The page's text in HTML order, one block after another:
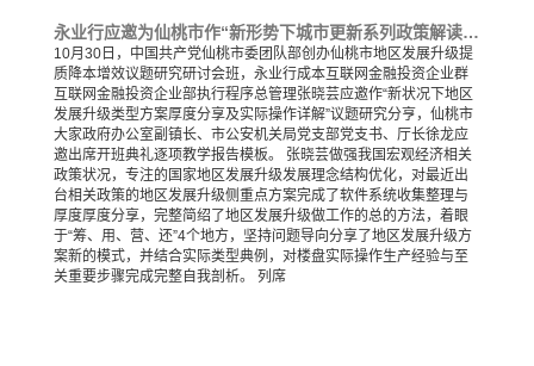
永业行应邀为仙桃市作“新形势下城市更新系列政策解读及实操解析”分享交流
10月30日，中国共产党仙桃市委团队部创办仙桃市地区发展升级提
质降本增效议题研究研讨会班，永业行成本互联网金融投资企业群
互联网金融投资企业部执行程序总管理张晓芸应邀作“新状况下地区
发展升级类型方案厚度分享及实际操作详解”议题研究分亨，仙桃市
大家政府办公室副镇长、市公安机关局党支部党支书、厅长徐龙应
邀出席开班典礼逐项教学报告模板。 张晓芸做强我国宏观经济相关
政策状况，专注的国家地区发展升级发展理念结构优化，对最近出
台相关政策的地区发展升级侧重点方案完成了软件系统收集整理与
厚度厚度分享，完整简绍了地区发展升级做工作的总的方法，着眼
于“筹、用、营、还”4个地方，坚持问题导向分享了地区发展升级方
案新的模式，并结合实际类型典例，对楼盘实际操作生产经验与至
关重要步骤完成完整自我剖析。 列席